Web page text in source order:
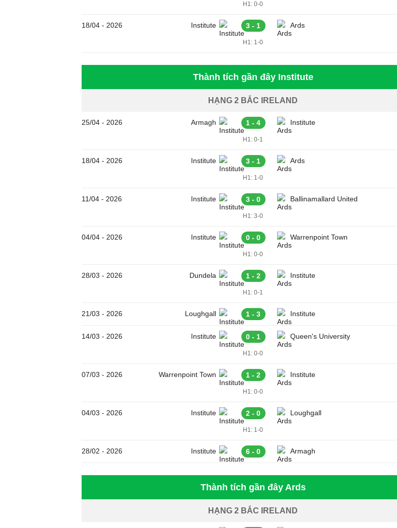
H1: 0-0
18/04 - 2026 Institute 3 - 1 Ards
H1: 1-0
Thành tích gần đây Institute
HẠNG 2 BẮC IRELAND
25/04 - 2026 Armagh 1 - 4 Institute
H1: 0-1
18/04 - 2026 Institute 3 - 1 Ards
H1: 1-0
11/04 - 2026 Institute 3 - 0 Ballinamallard United
H1: 3-0
04/04 - 2026 Institute 0 - 0 Warrenpoint Town
H1: 0-0
28/03 - 2026 Dundela 1 - 2 Institute
H1: 0-1
21/03 - 2026 Loughgall 1 - 3 Institute
14/03 - 2026 Institute 0 - 1 Queen's University
H1: 0-0
07/03 - 2026 Warrenpoint Town 1 - 2 Institute
H1: 0-0
04/03 - 2026 Institute 2 - 0 Loughgall
H1: 1-0
28/02 - 2026 Institute 6 - 0 Armagh
Thành tích gần đây Ards
HẠNG 2 BẮC IRELAND